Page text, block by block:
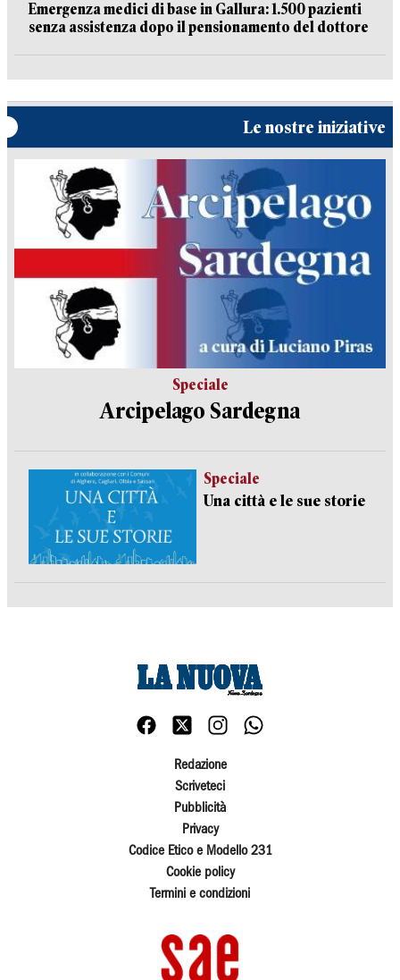
Emergenza medici di base in Gallura: 1.500 pazienti
senza assistenza dopo il pensionamento del dottore
Le nostre iniziative
Speciale
Arcipelago Sardegna
Speciale
Una città e le sue storie
Redazione
Scriveteci
Pubblicità
Privacy
Codice Etico e Modello 231
Cookie policy
Termini e condizioni